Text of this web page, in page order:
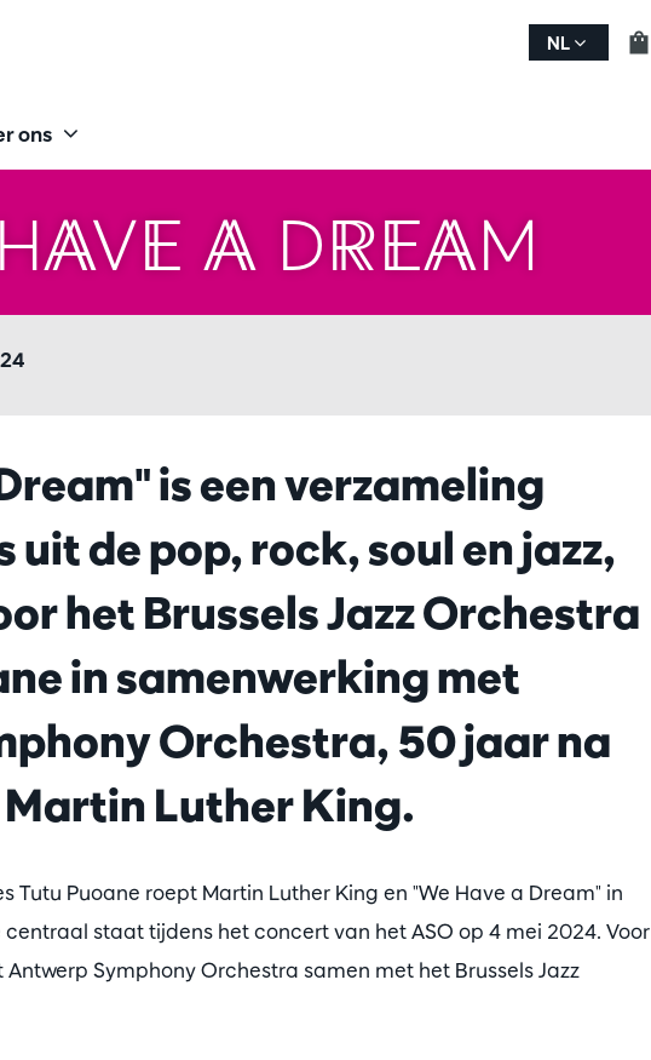
NL
ons
A DREAM
is een verzameling
de pop, rock, soul en jazz,
het Brussels Jazz Orchestra
in samenwerking met
Orchestra, 50 jaar na
Luther King.
Tutu Puoane roept Martin Luther King en "We Have a Dream" in
staat tijdens het concert van het ASO op 4 mei 2024. Voor
Symphony Orchestra samen met het Brussels Jazz